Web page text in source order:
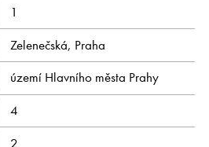
1
Zelenečská, Praha
území Hlavního města Prahy
4
2